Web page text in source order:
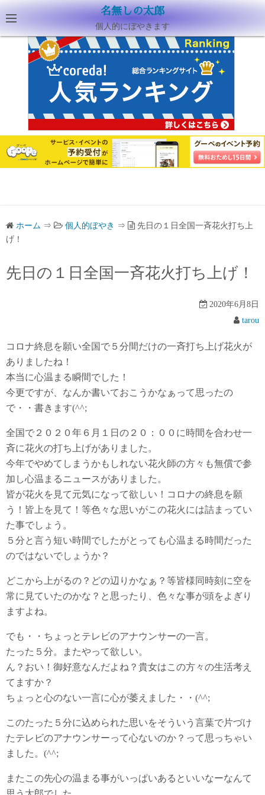
名無しの太郎
個人的にぼやきます
ホーム ⇒ 個人的ぼやき ⇒
先日の１日全国一斉花火打ち上
げ！
先日の１日全国一斉花火打ち上げ！
2020年6月8日
tarou
コロナ終息を願い全国で５分間だけの一斉打ち上げ花火が
ありましたね！
本当に心温まる瞬間でした！
今更ですが、なんか書いておこうかなぁって思ったの
で・・書きます(^^;
全国で２０２０年６月１日の２０：００に時間を合わせ一
斉に花火の打ち上げがありました。
今年でやめてしまうかもしれない花火師の方々も無償で参
加し心温まるニュースがありました。
皆が花火を見て元気になって欲しい！コロナの終息を願
う！皆上を見て！等色々な思いがこの花火には詰まってい
た事でしょう。
５分と言う短い時間でしたがとっても心温まる時間だった
のではないでしょうか？
どこから上がるの？どの辺りかなぁ？等皆様同時刻に空を
常に見ていたのかな？と思ったり、色々な事が頭をよぎり
ますよね。
でも・・ちょっとテレビのアナウンサーの一言。
たった５分。またやって欲しい。
ん？おい！御好意なんだよね？貴女はこの方々の生活考え
てますか？
ちょっと心のない一言に心が萎えました・・(^^;
このたった５分に込められた思いをそういう言葉で片づけ
たテレビのアナウンサーって心ないのか？って思っちゃい
ました。(^^;
またこの先心の温まる事がいっぱいあるといいなーなんて